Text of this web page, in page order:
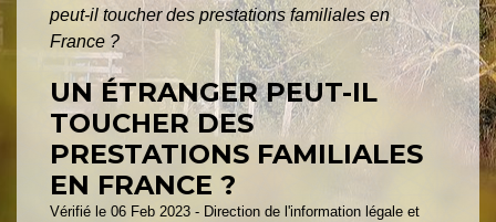
peut-il toucher des prestations familiales en
France ?
UN ÉTRANGER PEUT-IL
TOUCHER DES
PRESTATIONS FAMILIALES
EN FRANCE ?
Vérifié le 06 Feb 2023 - Direction de l'information légale et